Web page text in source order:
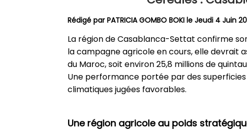
Rédigé par PATRICIA GOMBO BOKI le Jeudi 4 Juin
La région de Casablanca-Settat confirme
la campagne agricole en cours, elle devrait
du Maroc, soit environ 25,8 millions de
Une performance portée par des
climatiques jugées favorables.
Une région agricole au poids